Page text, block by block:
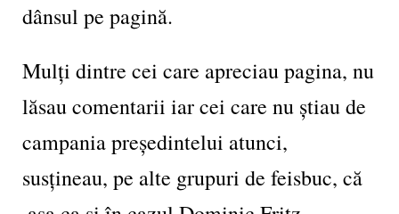
dânsul pe pagină.
Mulți dintre cei care apreciau pagina, nu
lăsau comentarii iar cei care nu știau de
campania președintelui atunci,
susțineau, pe alte grupuri de feisbuc, că